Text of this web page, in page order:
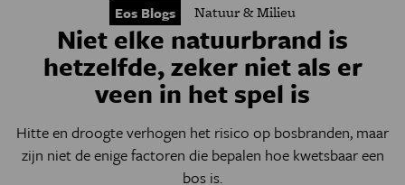
Eos Blogs Natuur & Milieu
Niet elke natuurbrand is
hetzelfde, zeker niet als er
veen in het spel is
Hitte en droogte verhogen het risico op bosbranden, maar
zijn niet de enige factoren die bepalen hoe kwetsbaar een
bos is.